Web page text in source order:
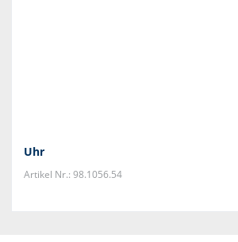
Uhr
Artikel Nr.: 98.1056.54